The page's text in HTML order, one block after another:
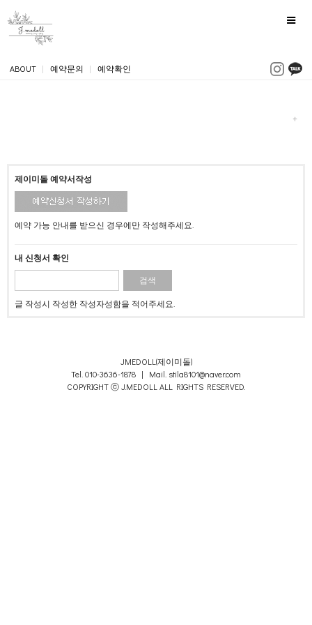
ABOUT | 예약문의 | 예약확인
제이미돌 예약서작성
예약 가능 안내를 받으신 경우에만 작성해주세요.
내 신청서 확인
글 작성시 작성한 작성자성함을 적어주세요.
JMEDOLL(제이미돌)
Tel. 010-3636-1878 | Mail. stila8101@naver.com
COPYRIGHT ⓒ J.MEDOLL ALL RIGHTS RESERVED.